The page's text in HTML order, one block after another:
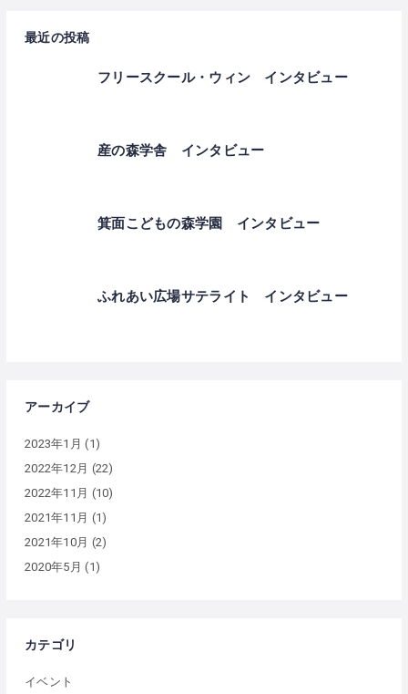
最近の投稿
フリースクール・ウィン インタビュー
産の森学舎 インタビュー
箕面こどもの森学園 インタビュー
ふれあい広場サテライト インタビュー
アーカイブ
2023年1月 (1)
2022年12月 (22)
2022年11月 (10)
2021年11月 (1)
2021年10月 (2)
2020年5月 (1)
カテゴリ
イベント